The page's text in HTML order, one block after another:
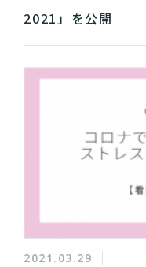
2021」を公開
2021.03.29